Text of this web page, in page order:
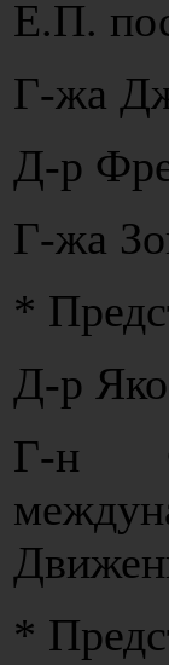
Е.П.
Г-жа
Д-р
Г-жа
*
Д-р
Г-н
*